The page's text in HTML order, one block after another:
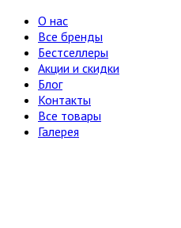
О нас
Все бренды
Бестселлеры
Акции и скидки
Блог
Контакты
Все товары
Галерея